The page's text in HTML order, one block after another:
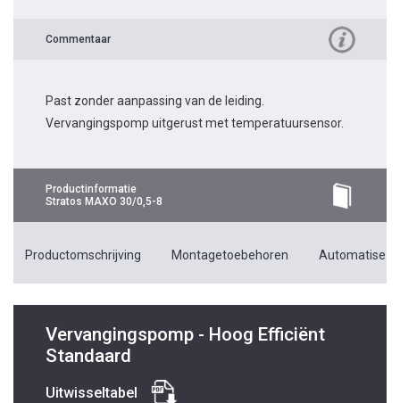
Commentaar
Past zonder aanpassing van de leiding.
Vervangingspomp uitgerust met temperatuursensor.
Productinformatie
Stratos MAXO 30/0,5-8
Productomschrijving Montagetoebehoren
Vervangingspomp - Hoog Efficiënt
Standaard
Uitwisseltabel